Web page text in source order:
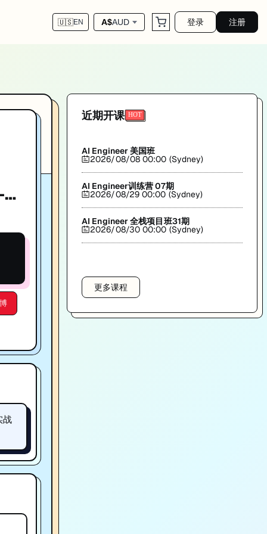
🇺🇸EN A$AUD 登录 注册
2
战
近期开课
AI Engineer 美国班
2026/08/08 00:00 (Sydney)
AI Engineer训练营 07期
2026/08/29 00:00 (Sydney)
AI Engineer 全栈项目班31期
2026/08/30 00:00 (Sydney)
更多课程